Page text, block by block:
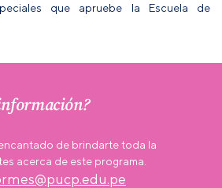
que apruebe la Escuela de
de brindarte toda la
acerca de este programa.